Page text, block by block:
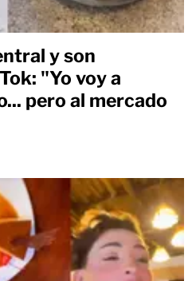
y son
"Yo voy a
pero al mercado